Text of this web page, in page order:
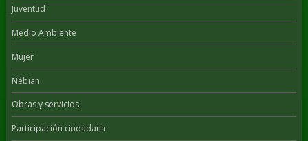
Juventud
Medio Ambiente
Mujer
Nébian
Obras y servicios
Participación ciudadana